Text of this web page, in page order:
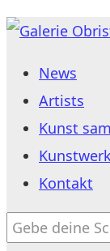
Zum
springen
News
Artists
Kunst
Kontakt
Suchen